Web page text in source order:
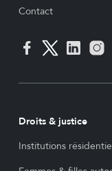
Contact
Droits & justice
Institutions